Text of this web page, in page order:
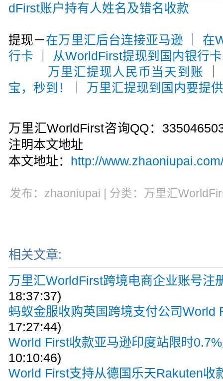
dFirst账户持有人姓名及错名收款
提现－在万里汇后台连接亚马逊
在
行卡
从WorldFirst提现到国内银行卡
万里汇提现人民币当天到账
宝，秒到！
万里汇提现到国内要提
万里汇WorldFirst咨询QQ：
注明本文地址
本文地址： http://
发布：zhaoniupai | 分类：万里汇
相关文章:
万里汇WorldFirst跨境电商企业账号注
18:37:37)
蚂蚁金服收购英国跨境支付公司World
17:27:44)
World First收款亚马逊印度站限时
10:10:46)
World First支持从德国乐天Rakuten收